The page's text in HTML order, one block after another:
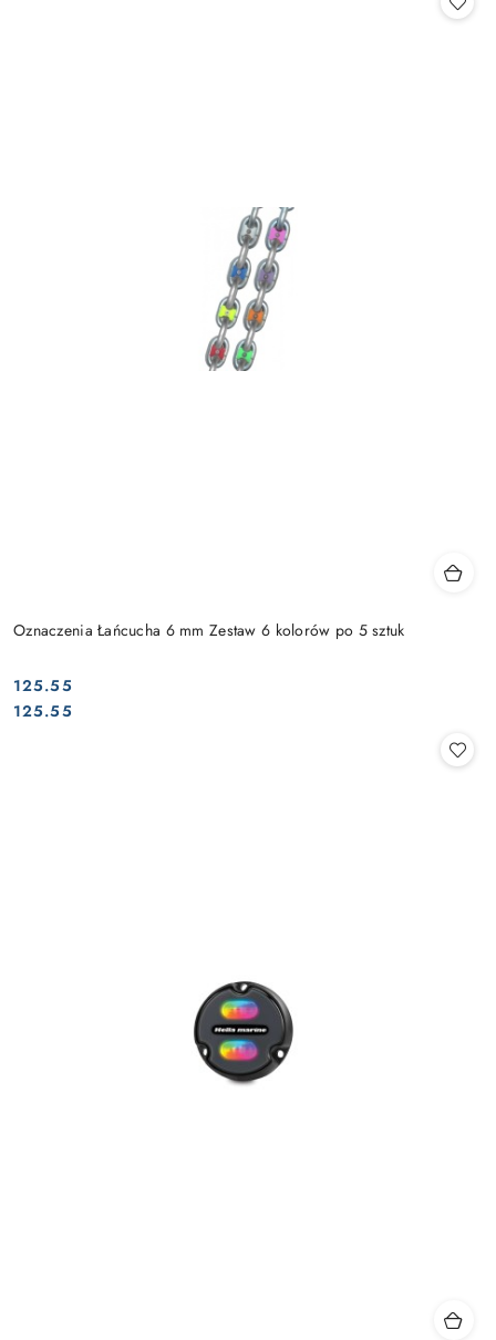
Oznaczenia Łańcucha 6 mm Zestaw 6 kolorów po 5 sztuk
Cena:
125.55
Cena:
125.55